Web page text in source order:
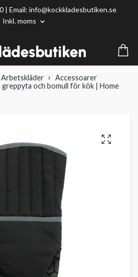
| Email: info@kockkladesbutiken.se
Inkl. moms
Arbetskläder
Accessoarer
greppyta och bomull för kök | Home